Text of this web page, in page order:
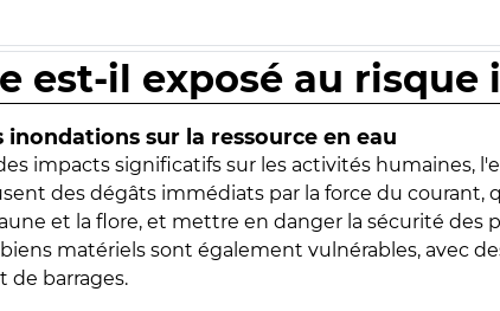
est-il exposé au risque
inondations sur la ressource en eau
impacts significatifs sur les activités humaines,
des dégâts immédiats par la force du courant,
et la flore, et mettre en danger la sécurité des
matériels sont également vulnérables, avec
de barrages.